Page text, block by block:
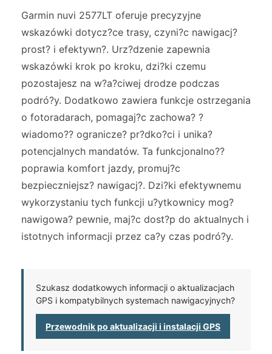
Garmin nuvi 2577LT oferuje precyzyjne
wskazówki dotycz?ce trasy, czyni?c nawigacj?
prost? i efektywn?. Urz?dzenie zapewnia
wskazówki krok po kroku, dzi?ki czemu
pozostajesz na w?a?ciwej drodze podczas
podró?y. Dodatkowo zawiera funkcje ostrzegania
o fotoradarach, pomagaj?c zachowa? ?
wiadomo?? ogranicze? pr?dko?ci i unika?
potencjalnych mandatów. Ta funkcjonalno??
poprawia komfort jazdy, promuj?c
bezpieczniejsz? nawigacj?. Dzi?ki efektywnemu
wykorzystaniu tych funkcji u?ytkownicy mog?
nawigowa? pewnie, maj?c dost?p do aktualnych i
istotnych informacji przez ca?y czas podró?y.
Szukasz dodatkowych informacji o aktualizacjach
GPS i kompatybilnych systemach nawigacyjnych?
Przewodnik po aktualizacji i instalacji GPS